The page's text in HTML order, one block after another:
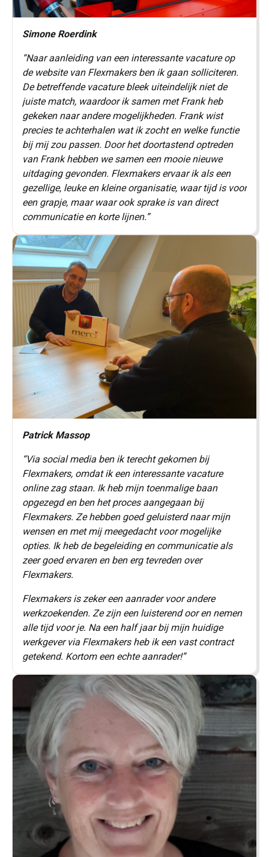
Simone Roerdink
“Naar aanleiding van een interessante vacature op
de website van Flexmakers ben ik gaan solliciteren.
De betreffende vacature bleek uiteindelijk niet de
juiste match, waardoor ik samen met Frank heb
gekeken naar andere mogelijkheden. Frank wist
precies te achterhalen wat ik zocht en welke functie
bij mij zou passen. Door het doortastend optreden
van Frank hebben we samen een mooie nieuwe
uitdaging gevonden. Flexmakers ervaar ik als een
gezellige, leuke en kleine organisatie, waar tijd is voor
een grapje, maar waar ook sprake is van direct
communicatie en korte lijnen.”
Patrick Massop
“Via social media ben ik terecht gekomen bij
Flexmakers, omdat ik een interessante vacature
online zag staan. Ik heb mijn toenmalige baan
opgezegd en ben het proces aangegaan bij
Flexmakers. Ze hebben goed geluisterd naar mijn
wensen en met mij meegedacht voor mogelijke
opties. Ik heb de begeleiding en communicatie als
zeer goed ervaren en ben erg tevreden over
Flexmakers.
Flexmakers is zeker een aanrader voor andere
werkzoekenden. Ze zijn een luisterend oor en nemen
alle tijd voor je. Na een half jaar bij mijn huidige
werkgever via Flexmakers heb ik een vast contract
getekend. Kortom een echte aanrader!”